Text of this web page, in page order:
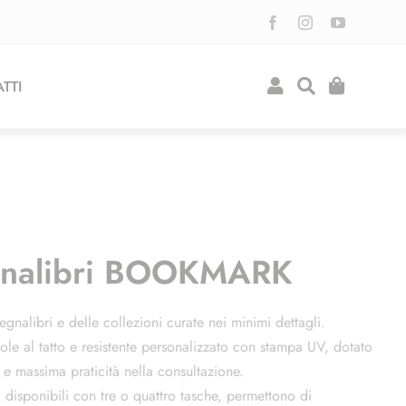
BOOKMARK
e delle collezioni curate nei minimi dettagli.
al tatto e resistente personalizzato con stampa UV, dotato
massima praticità nella consultazione.
con tre o quattro tasche, permettono di